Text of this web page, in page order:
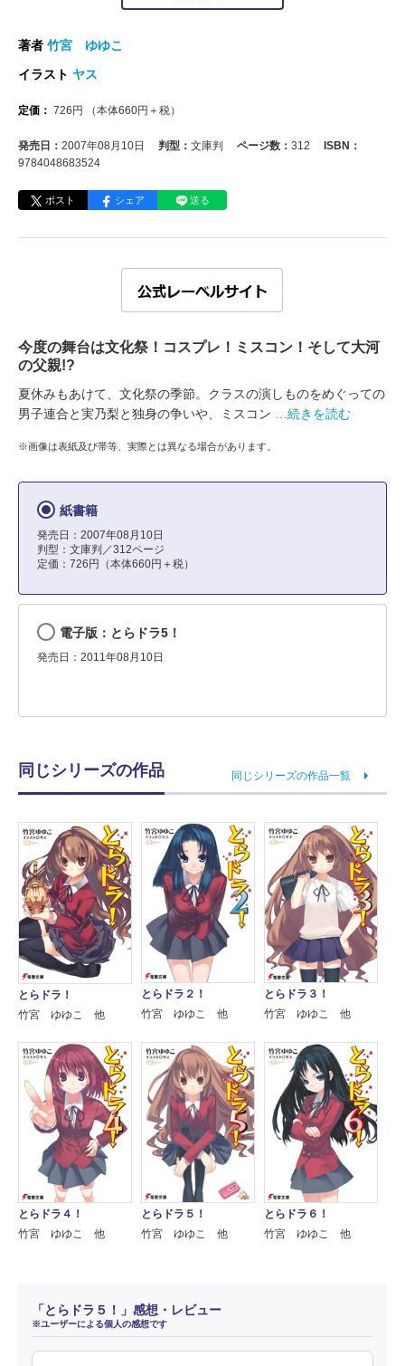
著者 竹宮 ゆゆこ
イラスト ヤス
定価： 726 円 （本体660円＋税）
発売日： 2007年08月10日 判型： 文庫判 ページ数： 312
ISBN：
9784048683524
ポスト シェア 送る
今度の舞台は文化祭！コスプレ！ミスコン！そして大河
の父親!?
夏休みもあけて、文化祭の季節。クラスの演しものをめぐっての
男子連合と実乃梨と独身の争いや、ミスコン
…続きを読む
※画像は表紙及び帯等、実際とは異なる場合があります。
紙書籍
発売日：2007年08月10日
判型：文庫判／312ページ
定価：726円（本体660円＋税）
電子版：とらドラ5！
発売日：2011年08月10日
同じシリーズの作品 同じシリーズの作品一覧
とらドラ！
竹宮 ゆゆこ 他
とらドラ２！
竹宮 ゆゆこ 他
とらドラ３！
竹宮 ゆゆこ 他
とらドラ４！
竹宮 ゆゆこ 他
とらドラ５！
竹宮 ゆゆこ 他
とらドラ６！
竹宮 ゆゆこ 他
「とらドラ５！」感想・レビュー
※ユーザーによる個人の感想です